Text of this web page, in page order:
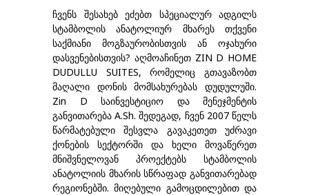
ჩვენს შესახებ ეძებთ სპეციალურ ადგილს
სტამბოლის ანატოლიურ მხარეს თქვენი
საქმიანი მოგზაურობისთვის ან ოჯახური
დასვენებისთვის? აღმოაჩინეთ ZIN D HOME
DUDULLU SUITES, რომელიც გთავაზობთ
მაღალი დონის მომსახურებას დუდულუში.
Zin D საინვესტიციო და მენეჯმენტის
განვითარება A.Sh. შედეგად, ჩვენ 2007 წელს
წარმატებული შესვლა გავაკეთეთ უძრავი
ქონების სექტორში და ხელი მოვაწერეთ
მნიშვნელოვან პროექტებს სტამბოლის
ანატოლიის მხარის სწრაფად განვითარებად
რეგიონებში. მიღებული გამოცდილებით და